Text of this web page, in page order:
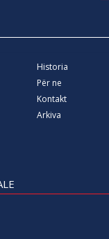
Historia
Për ne
Kontakt
Arkiva